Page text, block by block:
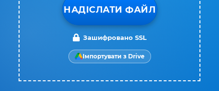
НАДІСЛАТИ ФАЙЛ
Зашифровано SSL
Імпортувати з Drive